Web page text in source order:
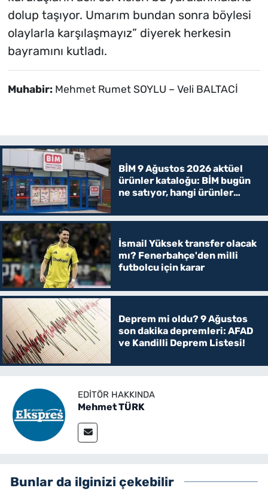
dolup taşıyor. Umarım bundan sonra böylesi
olaylarla karşılaşmayız” diyerek herkesin
bayramını kutladı.
Muhabir: Mehmet Rumet SOYLU – Veli BALTACİ
BİM 9 Ağustos 2026 aktüel
ürünler kataloğu: BİM bugün
ne satıyor, hangi ürünler
İsmail Yüksek transfer olacak
mı? Fenerbahçe'den milli
futbolcu için karar
Deprem mi oldu? 9 Ağustos
son dakika depremleri: AFAD
ve Kandilli Deprem Listesi!
EDITÖR HAKKINDA
Mehmet TÜRK
Bunlar da ilginizi çekebilir